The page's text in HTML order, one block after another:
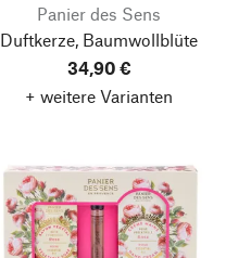
Panier des Sens
Duftkerze, Baumwollblüte
34,90 €
+ weitere Varianten